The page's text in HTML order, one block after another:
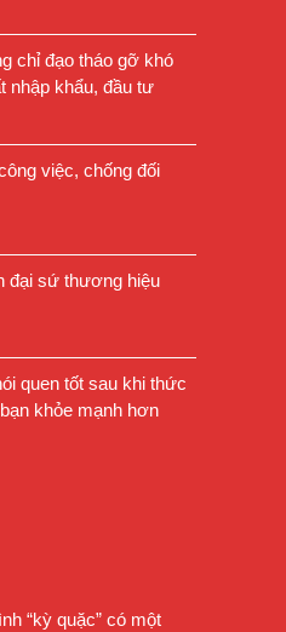
chỉ đạo tháo gỡ khó
nhập khẩu, đầu tư
việc, chống đối
đại sứ thương hiệu
quen tốt sau khi thức
khỏe mạnh hơn
“kỳ quặc” có một